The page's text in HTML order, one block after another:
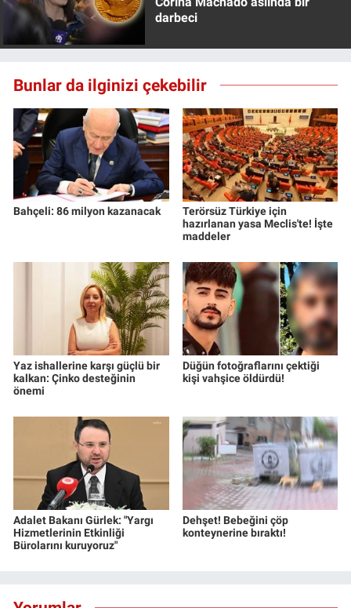
darbeci
Bunlar da ilginizi çekebilir
Bahçeli: 86 milyon kazanacak
Terörsüz Türkiye için
hazırlanan yasa Meclis'te! İşte
maddeler
Yaz ishallerine karşı güçlü bir
kalkan: Çinko desteğinin
önemi
Düğün fotoğraflarını çektiği
kişi vahşice öldürdü!
Adalet Bakanı Gürlek: "Yargı
Hizmetlerinin Etkinliği
Bürolarını kuruyoruz"
Dehşet! Bebeğini çöp
konteynerine bıraktı!